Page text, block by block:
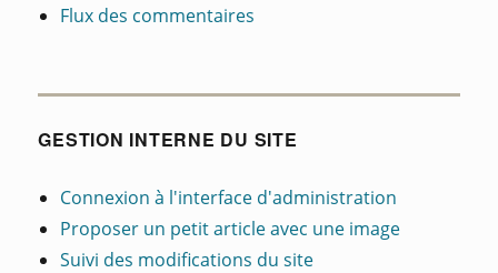
Flux des commentaires
GESTION INTERNE DU SITE
Connexion à l'interface d'administration
Proposer un petit article avec une image
Suivi des modifications du site